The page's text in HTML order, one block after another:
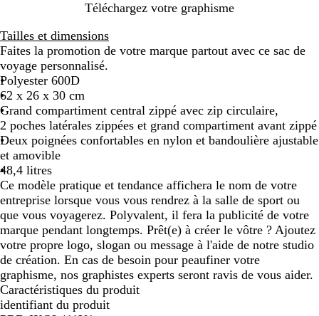
u
g
e
i
r
e
u
d
e
m
i
n
u
i
t
a
n
g
e
m
o
u
f
l
a
g
e
Téléchargez votre graphisme
Tailles et dimensions
Faites la promotion de votre marque partout avec ce sac de
voyage personnalisé.
Polyester 600D
62 x 26 x 30 cm
Grand compartiment central zippé avec zip circulaire,
2 poches latérales zippées et grand compartiment avant zippé
Deux poignées confortables en nylon et bandoulière ajustable
et amovible
48,4 litres
Ce modèle pratique et tendance affichera le nom de votre
entreprise lorsque vous vous rendrez à la salle de sport ou
que vous voyagerez. Polyvalent, il fera la publicité de votre
marque pendant longtemps. Prêt(e) à créer le vôtre ? Ajoutez
votre propre logo, slogan ou message à l'aide de notre studio
de création. En cas de besoin pour peaufiner votre
graphisme, nos graphistes experts seront ravis de vous aider.
Caractéristiques du produit
identifiant du produit